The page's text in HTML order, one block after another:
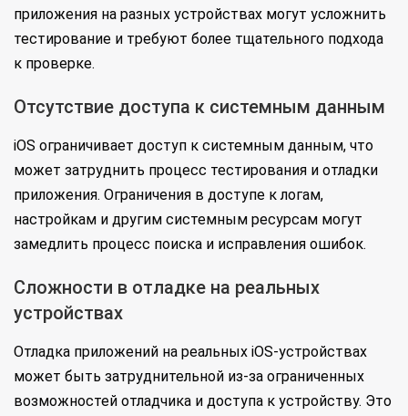
приложения на разных устройствах могут усложнить
тестирование и требуют более тщательного подхода
к проверке.
Отсутствие доступа к системным данным
iOS ограничивает доступ к системным данным, что
может затруднить процесс тестирования и отладки
приложения. Ограничения в доступе к логам,
настройкам и другим системным ресурсам могут
замедлить процесс поиска и исправления ошибок.
Сложности в отладке на реальных
устройствах
Отладка приложений на реальных iOS-устройствах
может быть затруднительной из-за ограниченных
возможностей отладчика и доступа к устройству. Это